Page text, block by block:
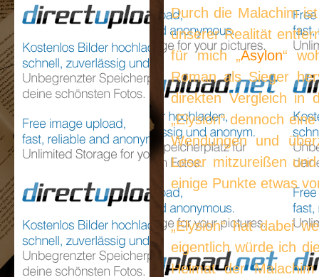
Durch die Malachim
unserer Realität
für mich „Asylon“
Roman als Sieger
direkten Vergleich in
„Elysion“ dennoch
Wendungen und
Leser mitzureißen
einige Punkte etwas
„Elysion“ hat dabei
eigentlich würde ich
Heimat der